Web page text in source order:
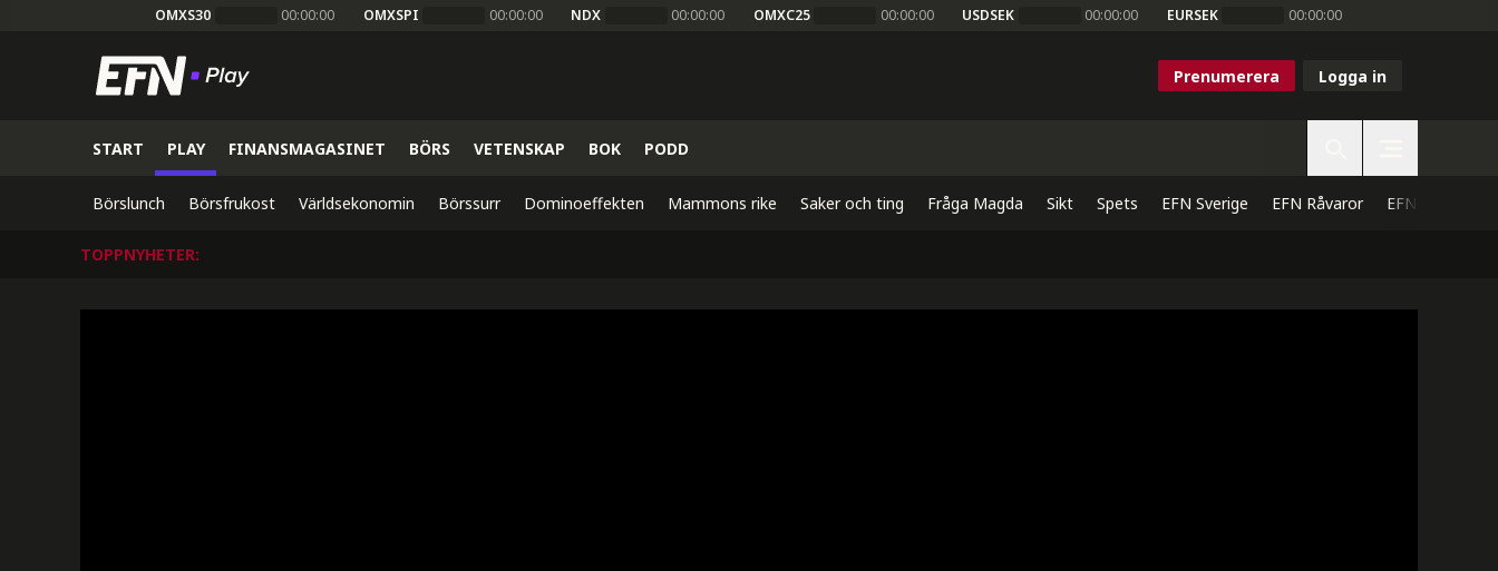
OMXS30 00:00:00 OMXSPI 00:00:00 NDX 00:00:00 OMXC25 00:00:00 USDSEK 00:00:00 EURSEK 00:00:00
Prenumerera Logga in
START PLAY FINANSMAGASINET BÖRS VETENSKAP BOK PODD
Börslunch Börsfrukost Världsekonomin Börssurr Dominoeffekten Mammons rike Saker och ting Fråga Magda Sikt Spets EFN Sverige EFN Råvaror EFN Direkt
TOPPNYHETER: